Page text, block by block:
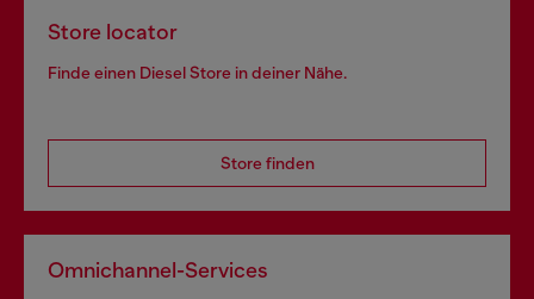
Store locator
Finde einen Diesel Store in deiner Nähe.
Store finden
Omnichannel-Services